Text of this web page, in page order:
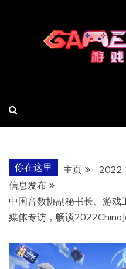
你在这里 主页 2022
信息发布
中国音数协副秘书长、游戏
媒体专访，畅谈